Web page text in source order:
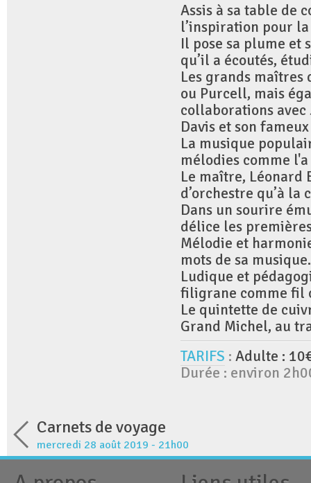
Assis à sa table de
l’inspiration pour
Il pose sa plume et
qu’il a écoutés,
Les grands maîtres
ou Purcell, mais
collaborations
Davis et son
La musique
mélodies comme
Le maître, Léonard
d’orchestre qu’à la
Dans un sourire
délice les
Mélodie et
mots de sa musique.
Ludique et
filigrane comme fil
Le quintette de
Grand Michel, au
TARIFS : Adulte :
Durée : environ
Carnets de voyage
mercredi 28 août 2019 - 21h00